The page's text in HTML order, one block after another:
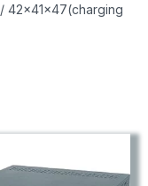
42x41x47(charging